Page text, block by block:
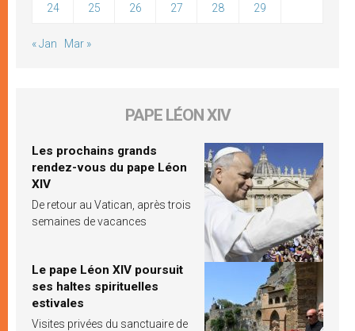
24 25 26 27 28 29
« Jan Mar »
PAPE LÉON XIV
Les prochains grands
rendez-vous du pape Léon
XIV
De retour au Vatican, après trois
semaines de vacances
Le pape Léon XIV poursuit
ses haltes spirituelles
estivales
Visites privées du sanctuaire de